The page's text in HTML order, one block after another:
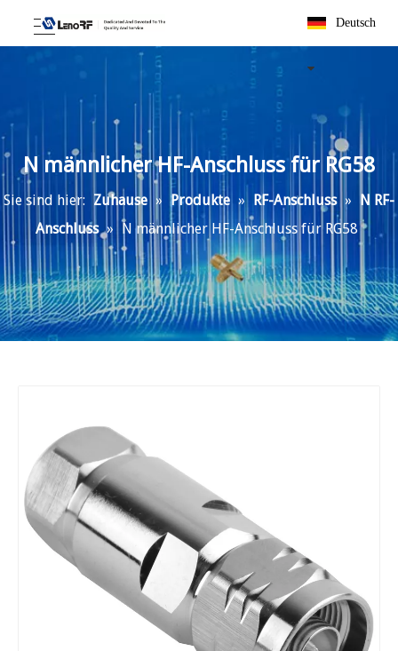
Deutsch
N männlicher HF-Anschluss für RG58
Sie sind hier: Zuhause » Produkte » RF-Anschluss »
N RF-
Anschluss » N männlicher HF-Anschluss für RG58